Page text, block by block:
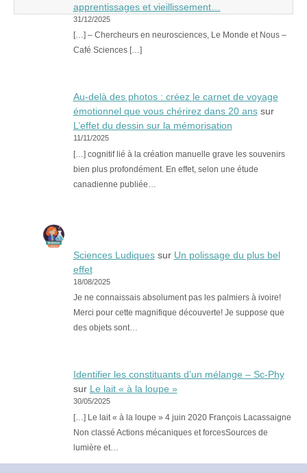
apprentissages et vieillissement…
31/12/2025
[…] – Chercheurs en neurosciences, Le Monde et Nous –
Café Sciences […]
Au-delà des photos : créez le carnet de voyage
émotionnel que vous chérirez dans 20 anssur
L’effet du dessin sur la mémorisation
11/11/2025
[…] cognitif lié à la création manuelle grave les souvenirs
bien plus profondément. En effet, selon une étude
canadienne publiée…
Sciences Ludiquessur Un polissage du plus bel
effet
18/08/2025
Je ne connaissais absolument pas les palmiers à ivoire!
Merci pour cette magnifique découverte! Je suppose que
des objets sont…
Identifier les constituants d’un mélange – Sc-Phy
sur Le lait « à la loupe »
30/05/2025
[…] Le lait « à la loupe » 4 juin 2020 François Lacassaigne
Non classé Actions mécaniques et forcesSources de
lumière et…